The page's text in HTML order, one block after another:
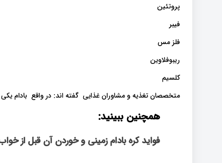
پروتئین
فیبر
فلز مس
ریبوفلاوین
کلسیم
متخصصان تغذیه و مشاوران غذایی گفته اند: در واقع بادام
همچنین ببینید:
فواید کره بادام زمینی و خوردن آن قبل از